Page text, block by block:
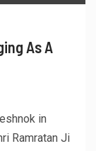
As A
in
Ramratan Ji